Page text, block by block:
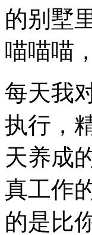
的别墅
喵喵喵
每天我
执行，
天养成
真工作
的是比